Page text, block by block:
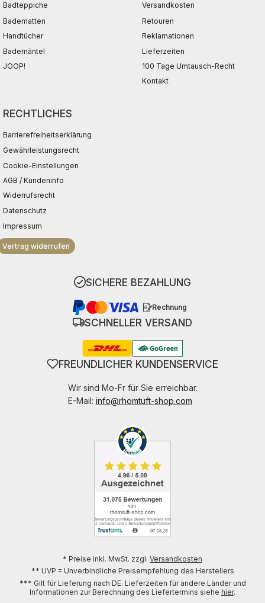
Badteppiche
Badematten
Handtücher
Bademäntel
JOOP!
Versandkosten
Retouren
Reklamationen
Lieferzeiten
100 Tage Umtausch-Recht
Kontakt
RECHTLICHES
Barrierefreiheitserklärung
Gewährleistungsrecht
Cookie-Einstellungen
AGB / Kundeninfo
Widerrufsrecht
Datenschutz
Impressum
Vertrag widerrufen
SICHERE BEZAHLUNG
Rechnung
SCHNELLER VERSAND
FREUNDLICHER KUNDENSERVICE
Wir sind Mo-Fr für Sie erreichbar.
E-Mail: info@rhomtuft-shop.com
* Preise inkl. MwSt. zzgl. Versandkosten
** UVP = Unverbindliche Preisempfehlung des Herstellers
*** Gilt für Lieferung nach DE. Lieferzeiten für andere Länder und
Informationen zur Berechnung des Liefertermins siehe hier.